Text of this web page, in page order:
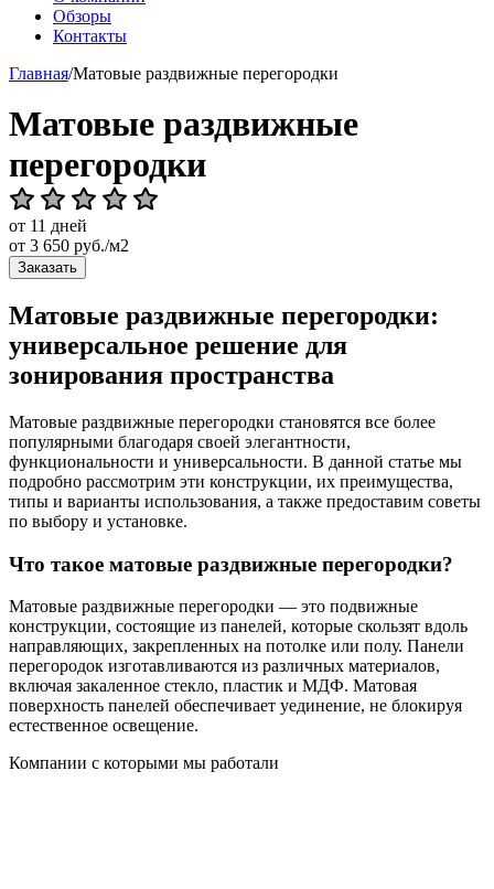
Обзоры
Контакты
Главная/Матовые раздвижные перегородки
Матовые раздвижные
перегородки
от 11 дней
от 3 650 руб./м2
Заказать
Матовые раздвижные перегородки:
универсальное решение для
зонирования пространства
Матовые раздвижные перегородки становятся все более
популярными благодаря своей элегантности,
функциональности и универсальности. В данной статье мы
подробно рассмотрим эти конструкции, их преимущества,
типы и варианты использования, а также предоставим советы
по выбору и установке.
Что такое матовые раздвижные перегородки?
Матовые раздвижные перегородки — это подвижные
конструкции, состоящие из панелей, которые скользят вдоль
направляющих, закрепленных на потолке или полу. Панели
перегородок изготавливаются из различных материалов,
включая закаленное стекло, пластик и МДФ. Матовая
поверхность панелей обеспечивает уединение, не блокируя
естественное освещение.
Компании с которыми мы работали